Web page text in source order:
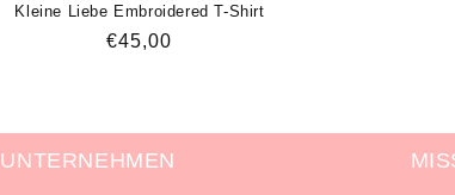
Kleine Liebe Embroidered T-Shirt
Normaler
€45,00
UNTERNEHMEN